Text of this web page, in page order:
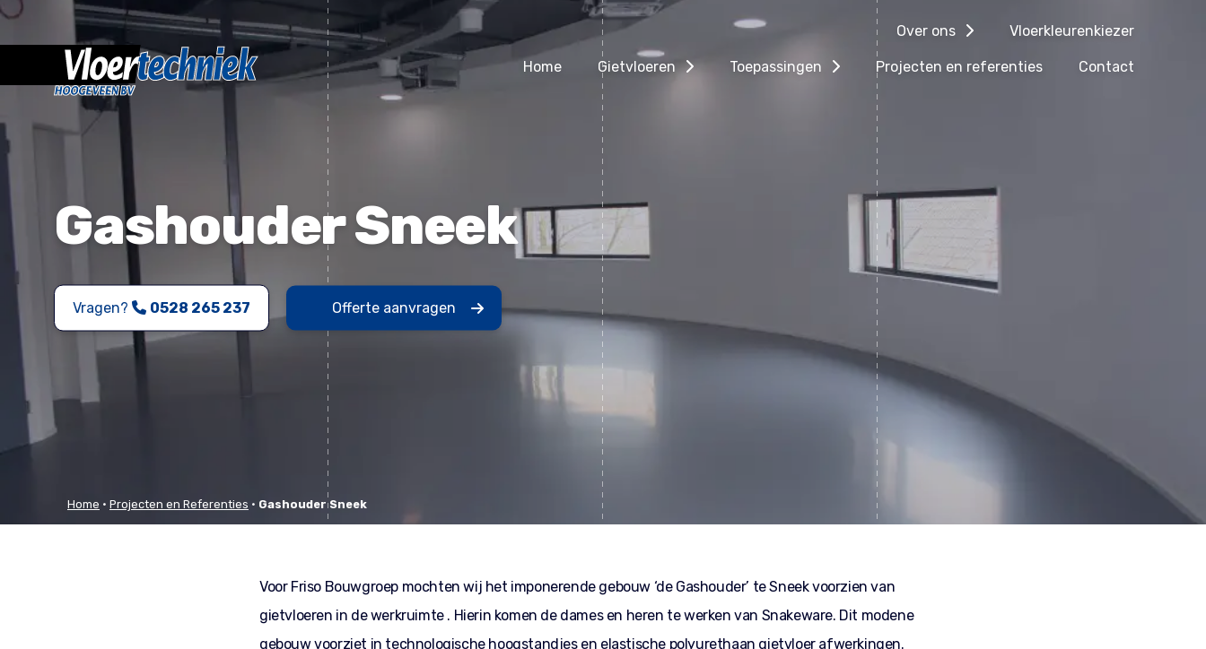
Over ons Vloerkleurenkiezer
Home Gietvloeren Toepassingen Projecten en referenties Contact
Gashouder Sneek
Vragen? 0528 265 237 Offerte aanvragen
Home • Projecten en Referenties • Gashouder Sneek
Voor Friso Bouwgroep mochten wij het imponerende gebouw ‘de Gashouder’ te Sneek voorzien van
gietvloeren in de werkruimte . Hierin komen de dames en heren te werken van Snakeware. Dit modene
gebouw voorziet in technologische hoogstandjes en elastische polyurethaan gietvloer afwerkingen.